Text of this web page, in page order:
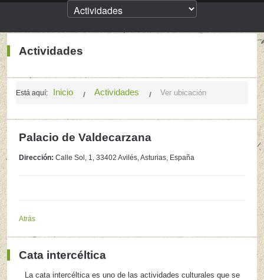
Actividades
Está aquí: Inicio Actividades Ver ubicación
Palacio de Valdecarzana
Dirección:Calle Sol, 1, 33402 Avilés, Asturias, España
Atrás
Cata intercéltica
La cata intercéltica es uno de las actividades culturales que se